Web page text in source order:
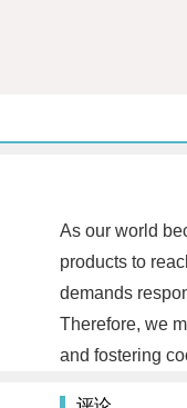
As our world
products to
demands
Therefore, we
and fostering